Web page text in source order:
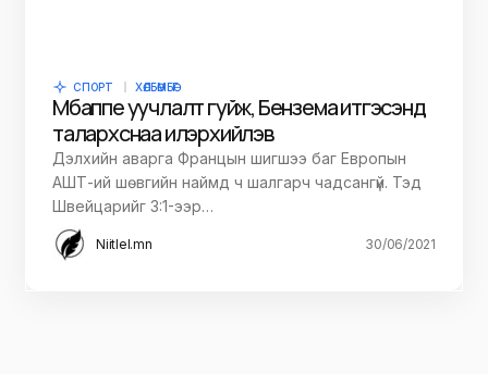
СПОРТ ХӨЛБӨМБӨГ
Мбаппе уучлалт гуйж, Бензема итгэсэнд
талархснаа илэрхийлэв
Дэлхийн аварга Францын шигшээ баг Европын
АШТ-ий шөвгийн наймд ч шалгарч чадсангүй. Тэд
Швейцарийг 3:1-ээр…
Niitlel.mn 30/06/2021